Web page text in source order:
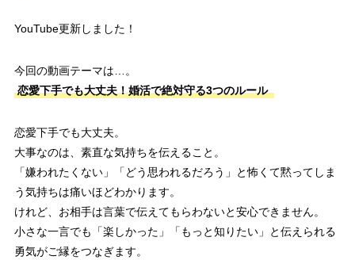
YouTube更新しました！
今回の動画テーマは…。
恋愛下手でも大丈夫！婚活で絶対守る3つのルール
恋愛下手でも大丈夫。
大事なのは、素直な気持ちを伝えること。
「嫌われたくない」「どう思われるだろう」と怖くて黙ってしま
う気持ちは痛いほどわかります。
けれど、お相手は言葉で伝えてもらわないと安心できません。
小さな一言でも「楽しかった」「もっと知りたい」と伝えられる
勇気がご縁をつなぎます。